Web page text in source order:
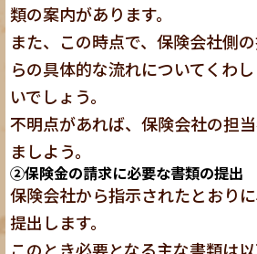
類の案内があります。
また、この時点で、保険会社側
らの具体的な流れについてくわ
いでしょう。
不明点があれば、保険会社の担
ましよう。
②保険金の請求に必要な書類の提出
保険会社から指示されたとおり
提出します。